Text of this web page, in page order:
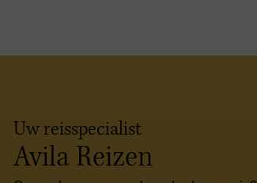
Uw reisspecialist
Avila Reizen